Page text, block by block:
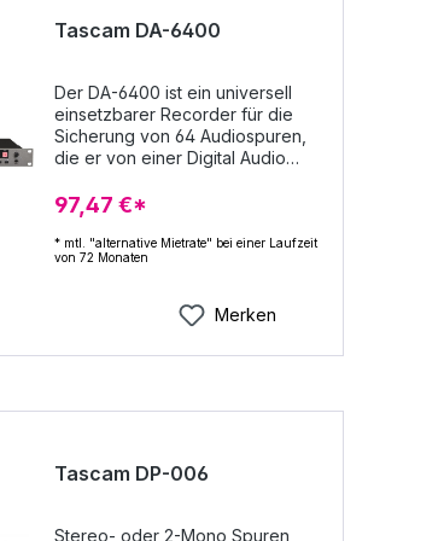
Tascam DA-6400
Der DA-6400 ist ein universell
einsetzbarer Recorder für die
Sicherung von 64 Audiospuren,
die er von einer Digital Audio
Live-Mischpult erhält. Für das
Gerät stehen verschiedene
Interfacekarten für Datenformate
wie MADI, DANTE, DigiLink, AVB
eine nahtlose Integration in
praktische jede vorhandene
Systemumgebung ermöglichen.
System zu pflegen und
Erfordernissen der Nutzer
fortlaufend an neue Schnittstellen
DA-6400 nutzt ein spezielles
97,47 €*
* mtl. "alternative Mietrate" bei einer Laufzeit
von 72 Monaten
Merken
Tascam DP-006
Stereo- oder 2-Mono Spuren